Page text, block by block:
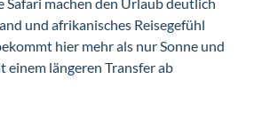
und afrikanisches Reisegefühl
hier mehr als nur Sonne und
einem längeren Transfer ab